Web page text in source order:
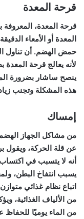
قرحة المعدة
قرحة المعدة،
المعدة أو الأمعاء
حمض الهضم. أن تناول
لأنه يعالج قرحة
ينصح ساشار بضرورة
هذه المشكلة وتجنب
إمساك
من مشاكل الجهاز
عن قلة الحركة، ويقول
أنه لا يتسبب في
يسبب انتفاخ البطن،
من الألياف الغذائية،
من الماء يوميًا